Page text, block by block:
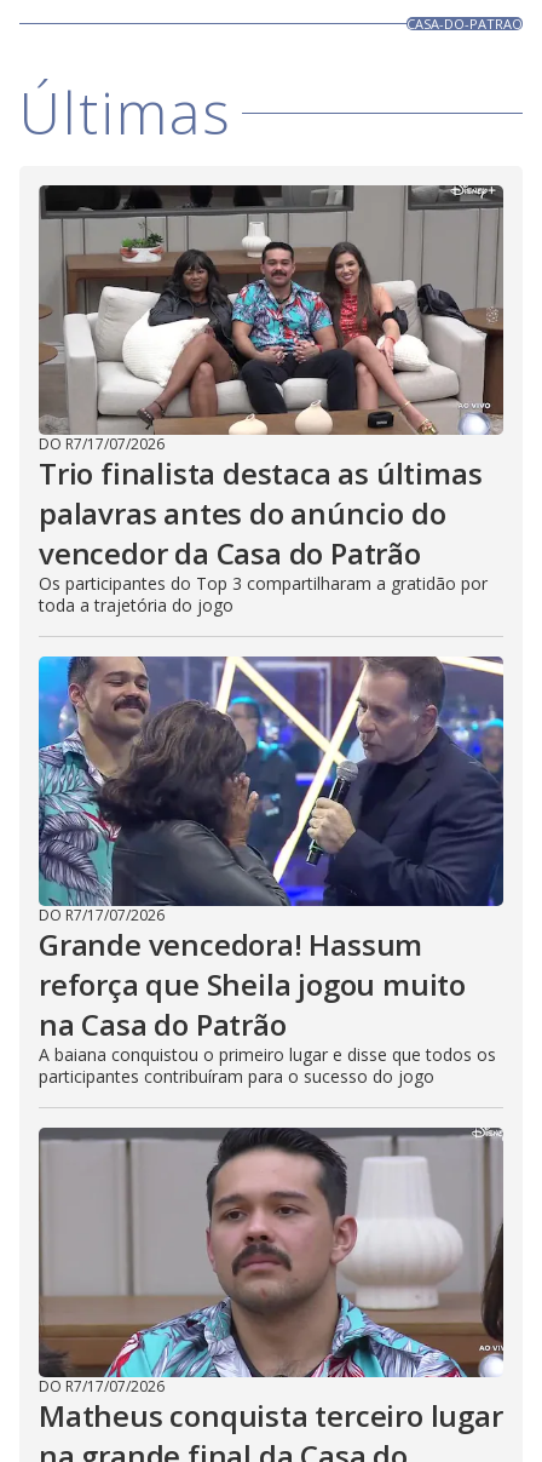
CASA-DO-PATRAO
Últimas
DO R7/17/07/2026
Trio finalista destaca as últimas
palavras antes do anúncio do
vencedor da Casa do Patrão
Os participantes do Top 3 compartilharam a gratidão por
toda a trajetória do jogo
DO R7/17/07/2026
Grande vencedora! Hassum
reforça que Sheila jogou muito
na Casa do Patrão
A baiana conquistou o primeiro lugar e disse que todos os
participantes contribuíram para o sucesso do jogo
DO R7/17/07/2026
Matheus conquista terceiro lugar